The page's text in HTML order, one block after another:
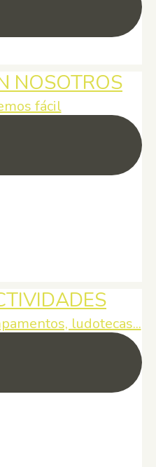
NOSOTROS
fácil
ludotecas...